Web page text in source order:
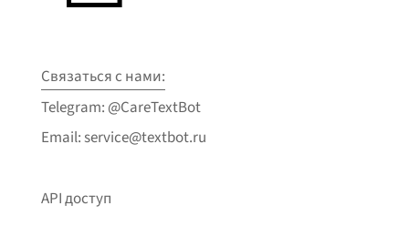
Связаться с нами:
Telegram: @CareTextBot
Email: service@textbot.ru
API доступ